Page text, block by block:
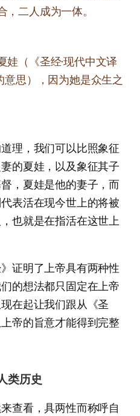
二人成为一体。
娃（《圣经·现代中文译
意思），因为她是众生之
理，我们可以比照象征
的夏娃，以及象征其子
，夏娃是他的妻子，而
表活在现今世上的将被
也就是在指活在这世上
证明了上帝具有两种性
的想法都只固定在上帝
在起让我们跟从《圣
帝的旨意才能得到完整
类历史
查看，具两性而称呼自